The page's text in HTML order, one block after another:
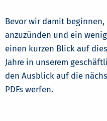
Bevor wir damit
anzuzünden und ein
einen kurzen Blick auf
Jahre in unserem
den Ausblick auf die
PDFs werfen.